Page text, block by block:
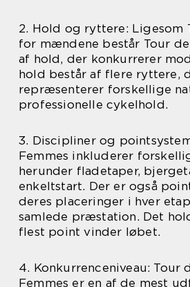
2. Hold og ryttere: Ligesom
for mændene består Tour de
af hold, der konkurrerer
hold består af flere ryttere,
repræsenterer forskellige
professionelle cykelhold.
3. Discipliner og
Femmes inkluderer
herunder fladetaper,
enkeltstart. Der er også
deres placeringer i hver
samlede præstation. Det
flest point vinder løbet.
4. Konkurrenceniveau: Tour
Femmes er en af de mest